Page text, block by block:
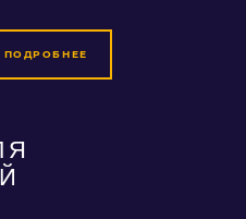
ПОДРОБНЕЕ